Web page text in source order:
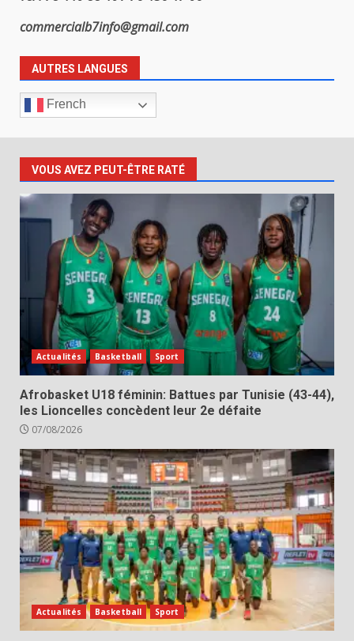
commercialb7info@gmail.com
AUTRES LANGUES
French
VOUS AVEZ PEUT-ÊTRE RATÉ
Actualités Basketball Sport
Afrobasket U18 féminin: Battues par Tunisie (43-44),
les Lioncelles concèdent leur 2e défaite
07/08/2026
Actualités Basketball Sport